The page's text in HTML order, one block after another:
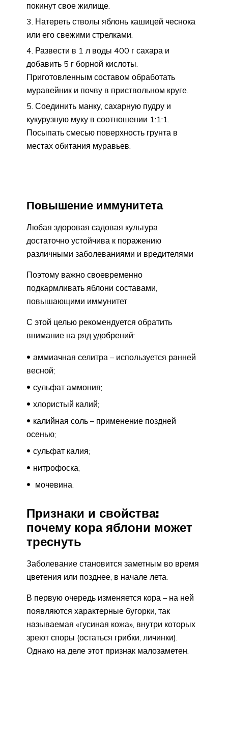
покинут свое жилище.
Натереть стволы яблонь кашицей чеснока
или его свежими стрелками.
Развести в 1 л воды 400 г сахара и
добавить 5 г борной кислоты.
Приготовленным составом обработать
муравейник и почву в приствольном круге.
Соединить манку, сахарную пудру и
кукурузную муку в соотношении 1:1:1.
Посыпать смесью поверхность грунта в
местах обитания муравьев.
Повышение иммунитета
Любая здоровая садовая культура
достаточно устойчива к поражению
различными заболеваниями и вредителями
Поэтому важно своевременно
подкармливать яблони составами,
повышающими иммунитет
С этой целью рекомендуется обратить
внимание на ряд удобрений:
аммиачная селитра – используется ранней
весной;
сульфат аммония;
хлористый калий;
калийная соль – применение поздней
осенью;
сульфат калия;
нитрофоска;
мочевина.
Признаки и свойства:
почему кора яблони может
треснуть
Заболевание становится заметным во время
цветения или позднее, в начале лета.
В первую очередь изменяется кора – на ней
появляются характерные бугорки, так
называемая «гусиная кожа», внутри которых
зреют споры (остаться грибки, личинки).
Однако на деле этот признак малозаметен.